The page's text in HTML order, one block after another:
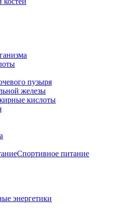
пузыря
железы
кислоты
Спортивное питание
энергетики